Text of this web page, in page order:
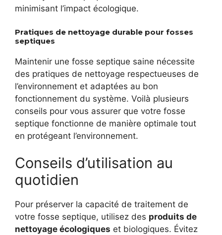
minimisant l’impact écologique.
Pratiques de nettoyage durable pour fosses
septiques
Maintenir une fosse septique saine nécessite
des pratiques de nettoyage respectueuses de
l’environnement et adaptées au bon
fonctionnement du système. Voilà plusieurs
conseils pour vous assurer que votre fosse
septique fonctionne de manière optimale tout
en protégeant l’environnement.
Conseils d’utilisation au
quotidien
Pour préserver la capacité de traitement de
votre fosse septique, utilisez des produits de
nettoyage écologiques et biologiques. Évitez